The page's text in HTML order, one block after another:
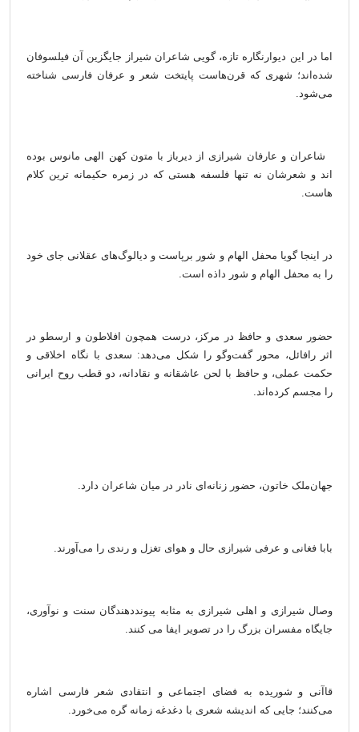
اما در این دیوارنگاره تازه، گویی شاعران شیراز جایگزین آن فیلسوفان
شده‌اند؛ شهری که قرن‌هاست پایتخت شعر و عرفان فارسی شناخته
می‌شود.
شاعران و عارفان شیرازی از دیرباز با متون کهن الهی مانوس بوده
اند و شعرشان نه تنها فلسفه هستی که در زمره حکیمانه ترین کلام
هاست.
در اینجا گویا محفل الهام و شور برپاست و دیالوگ‌های عقلانی جای خود
را به محفل الهام و شور داذه است.
حضور سعدی و حافظ در مرکز، درست همچون افلاطون و ارسطو در
اثر رافائل، محور گفت‌وگو را شکل می‌دهد: سعدی با نگاه اخلاقی و
حکمت عملی، و حافظ با لحن عاشقانه و نقادانه، دو قطب روح ایرانی
را مجسم کرده‌اند.
جهان‌ملک خاتون، حضور زنانه‌ای نادر در میان شاعران دارد.
بابا فغانی و عرفی شیرازی حال و هوای تغزل و رندی را می‌آورند.
وصال شیرازی و اهلی شیرازی به مثابه پیونددهندگان سنت و نوآوری،
جایگاه مفسران بزرگ را در تصویر ایفا می کنند.
قاآنی و شوریده به فضای اجتماعی و انتقادی شعر فارسی اشاره
می‌کنند؛ جایی که اندیشه شعری با دغدغه زمانه گره می‌خورد.